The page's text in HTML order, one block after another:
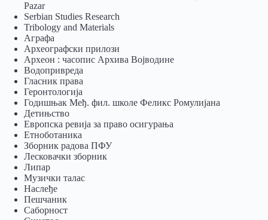
Pazar
Serbian Studies Research
Tribology and Materials
Аграфа
Археографски прилози
Археон : часопис Архива Војводине
Водопривреда
Гласник права
Геронтологија
Годишњак Међ. фил. школе Феликс Ромулијана
Детињство
Европска ревија за право осигурања
Eтноботаника
Зборник радова ПФУ
Лесковачки зборник
Липар
Музички талас
Наслеђе
Пешчаник
Саборност